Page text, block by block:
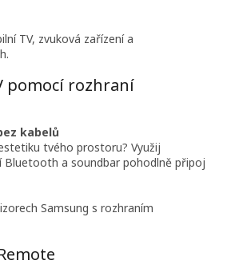
TV, zvuková zařízení a
pomocí rozhraní
kabelů
tvého prostoru? Využij
Bluetooth a soundbar pohodlně připoj
Samsung s rozhraním